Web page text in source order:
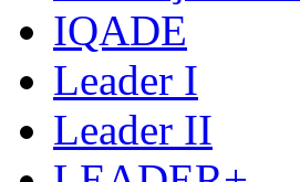
IQADE
Leader I
Leader II